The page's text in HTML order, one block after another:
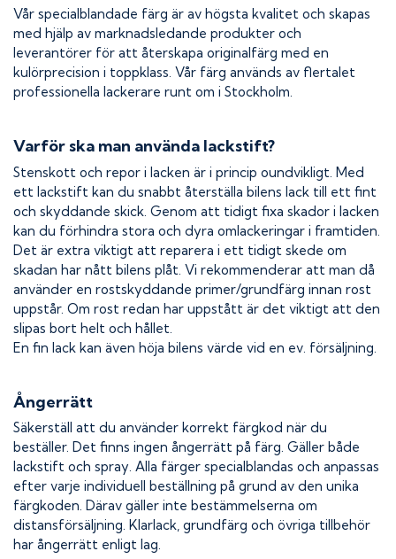
Vår specialblandade färg är av högsta kvalitet och skapas
med hjälp av marknadsledande produkter och
leverantörer för att återskapa originalfärg med en
kulörprecision i toppklass. Vår färg används av flertalet
professionella lackerare runt om i Stockholm.
Varför ska man använda lackstift?
Stenskott och repor i lacken är i princip oundvikligt. Med
ett lackstift kan du snabbt återställa bilens lack till ett fint
och skyddande skick. Genom att tidigt fixa skador i lacken
kan du förhindra stora och dyra omlackeringar i framtiden.
Det är extra viktigt att reparera i ett tidigt skede om
skadan har nått bilens plåt. Vi rekommenderar att man då
använder en rostskyddande primer/grundfärg innan rost
uppstår. Om rost redan har uppstått är det viktigt att den
slipas bort helt och hållet.
En fin lack kan även höja bilens värde vid en ev. försäljning.
Ångerrätt
Säkerställ att du använder korrekt färgkod när du
beställer. Det finns ingen ångerrätt på färg. Gäller både
lackstift och spray. Alla färger specialblandas och anpassas
efter varje individuell beställning på grund av den unika
färgkoden. Därav gäller inte bestämmelserna om
distansförsäljning. Klarlack, grundfärg och övriga tillbehör
har ångerrätt enligt lag.